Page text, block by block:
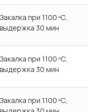
Закалка при 1100 ºС,
выдержка 30 мин
Закалка при 1100 ºС,
выдержка 30 мин
Закалка при 1100 ºС,